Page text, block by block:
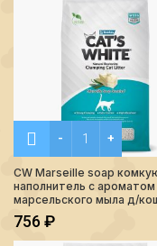
Количество CW
CW Marseille soap
наполнитель с ароматом
марсельского мыла д/
756₽